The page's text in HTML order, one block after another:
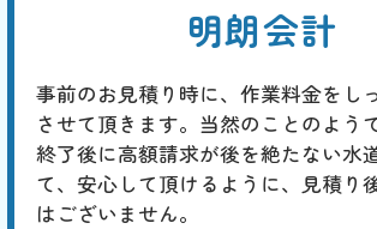
明朗会計
事前のお見積り時に、作業料金をし
させて頂きます。当然のことのよう
終了後に高額請求が後を絶たない水
て、安心して頂けるように、見積り
はございません。